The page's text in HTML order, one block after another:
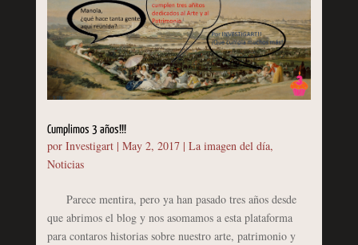
Cumplimos 3 años!!!
por Investigart| May 2, 2017| La imagen del día,
Noticias
Parece mentira, pero ya han pasado tres años desde
que abrimos el blog y nos asomamos a esta plataforma
para contaros historias sobre nuestro arte, patrimonio y